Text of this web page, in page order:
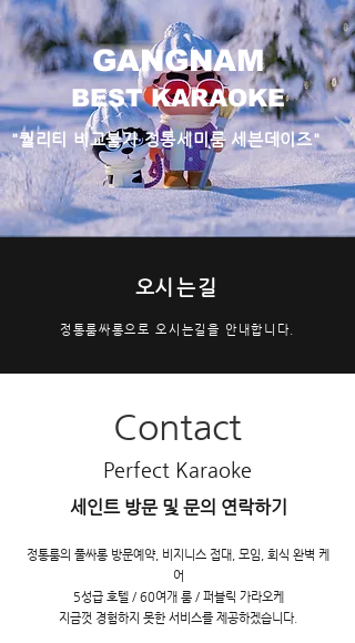
GANGNAM
BEST KARAOKE
"퀄리티 비교불가 정통세미룸 세븐데이즈"
​오시는길
정통룸싸롱으로 오시는길을 안내합니다.
Contact
Perfect Karaoke
세인트 방문 및 문의 연락하기
정통룸의 풀싸롱 방문예약, 비지니스 접대, 모임, 회식 완벽 케
어
5성급 호텔 / 60여개 룸 / 퍼블릭 가라오케
‌지금껏 경험하지 못한 서비스를 제공하겠습니다.